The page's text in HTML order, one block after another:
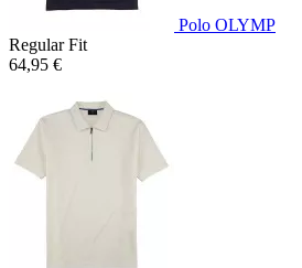
Polo OLYMP
Regular Fit
64,95 €